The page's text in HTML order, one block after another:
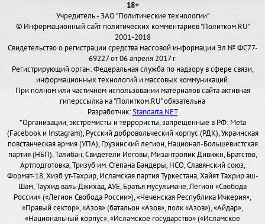
18+
Учредитель - ЗАО "Политические технологии"
© Информационный сайт политических комментариев "Политком.RU"
2001-2018
Свидетельство о регистрации средства массовой информации Эл № ФС77-
69227 от 06 апреля 2017 г.
Регистрирующий орган: Федеральная служба по надзору в сфере связи,
информационных технологий и массовых коммуникаций.
При полном или частичном использовании материалов сайта активная
гиперссылка на "Политком.RU" обязательна
Разработчик:Standarta.NET
*Организации, экстремисты и террористы, запрещенные в РФ: Meta
(Facebook и Instagram), Русский добровольческий корпус (РДК), Украинская
повстанческая армия (УПА), Грузинский легион, Национал-Большевистская
партия (НБП), Талибан, Свидетели Иеговы, Мизантропик Дивижн, Братство,
Артподготовка, Тризуб им. Степана Бандеры, НСО, Славянский союз,
Формат-18, Хизб ут-Тахрир, Исламская партия Туркестана, Хайят Тахрир аш-
Шам, Таухид валь-Джихад, АУЕ, Братья мусульмане, Легион «Свобода
России» («Легион Свобода России»), «Чеченская Республика Ичкерия»,
«Правый сектор», «Азов» (батальон «Азов», полк «Азов»), «Айдар»,
«Национальный корпус», «Исламское государство» («Исламское